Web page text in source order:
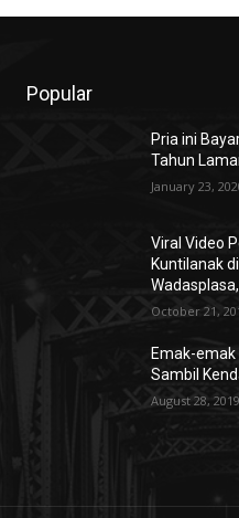
Popular
Pria ini
Tahun
January 23,
Viral Video
Kuntilanak
October 21,
Emak-emak
Sambil
August 28, 2019